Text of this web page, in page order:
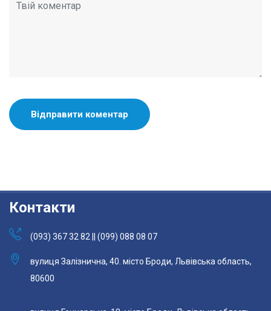
Контакти
(093) 367 32 82 || (099) 088 08 07
вулиця Залізнична, 40. місто Броди, Львівська область,
80600